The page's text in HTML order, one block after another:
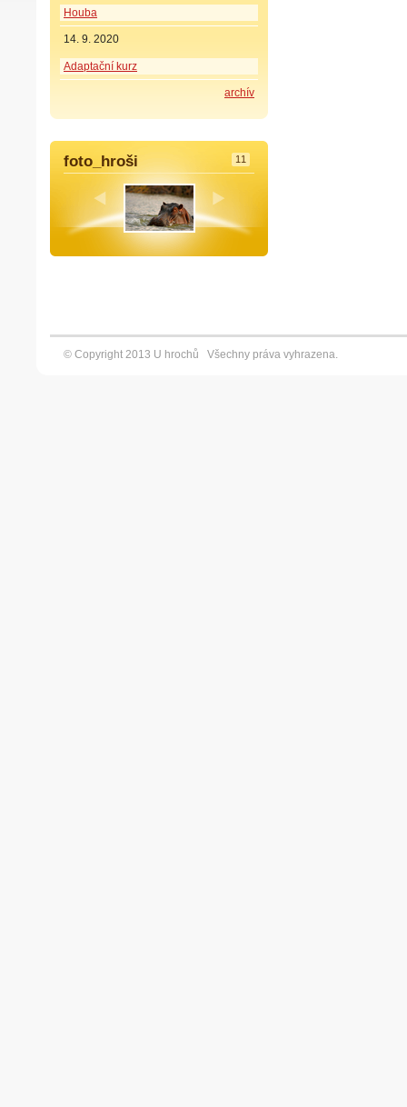
Houba
14. 9. 2020
Adaptační kurz
archív
foto_hroši 11
© Copyright 2013 U hrochů Všechny práva vyhrazena.